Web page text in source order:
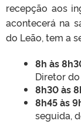
recepção aos
acontecerá na
do Leão, tem a
8h às
Diretor
8h30 às
8h45 às
seguida,